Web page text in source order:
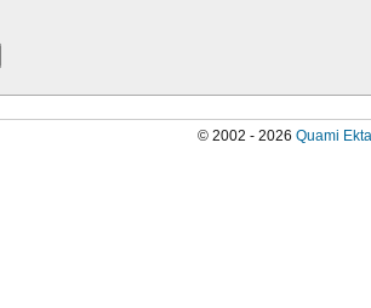
© 2002 - 2026 Quami